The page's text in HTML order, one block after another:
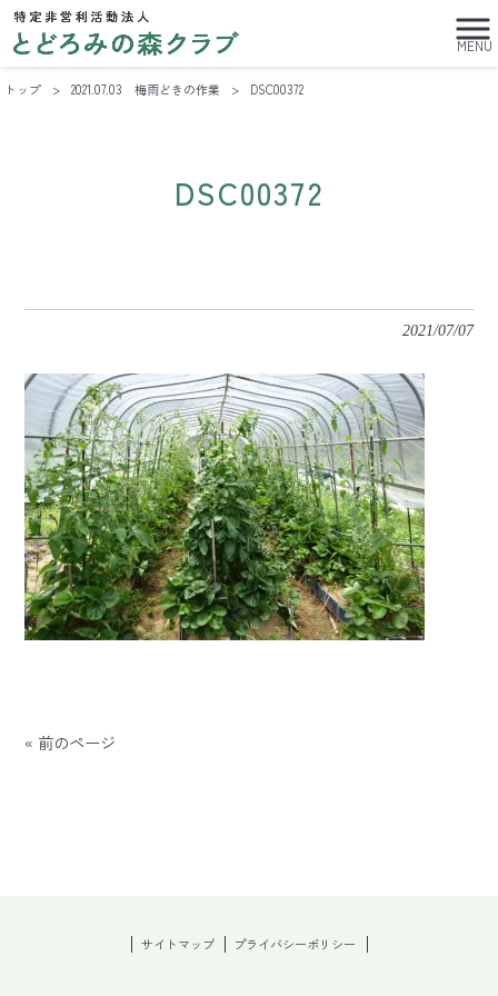
MENU
トップ > 2021.07.03 梅雨どきの作業 > DSC00372
DSC00372
2021/07/07
« 前のページ
サイトマップ プライバシーポリシー